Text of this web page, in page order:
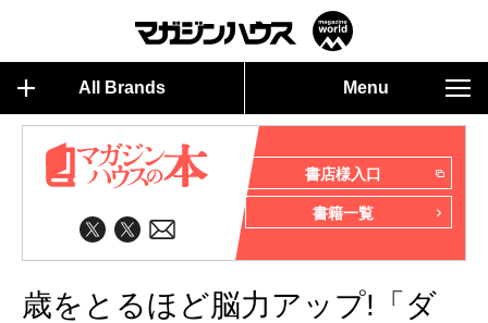
All Brands Menu
書店様入口
書籍一覧
歳をとるほど脳力アップ!「ダ